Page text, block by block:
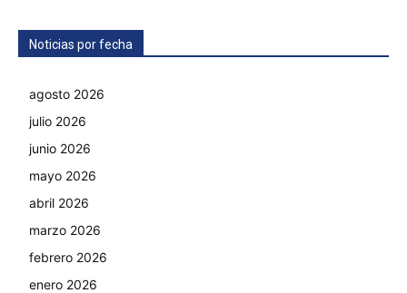
Noticias por fecha
agosto 2026
julio 2026
junio 2026
mayo 2026
abril 2026
marzo 2026
febrero 2026
enero 2026